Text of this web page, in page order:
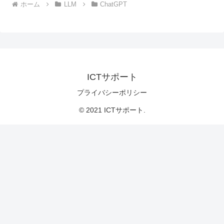
ホーム LLM ChatGPT
ICTサポート
プライバシーポリシー
© 2021 ICTサポート.